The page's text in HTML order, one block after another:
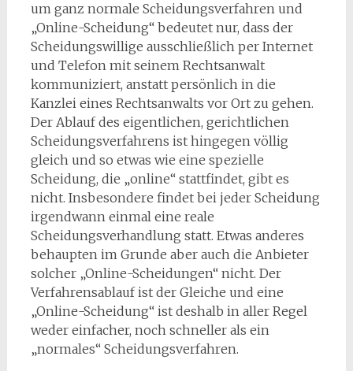
um ganz normale Scheidungsverfahren und
„Online-Scheidung“ bedeutet nur, dass der
Scheidungswillige ausschließlich per Internet
und Telefon mit seinem Rechtsanwalt
kommuniziert, anstatt persönlich in die
Kanzlei eines Rechtsanwalts vor Ort zu gehen.
Der Ablauf des eigentlichen, gerichtlichen
Scheidungsverfahrens ist hingegen völlig
gleich und so etwas wie eine spezielle
Scheidung, die „online“ stattfindet, gibt es
nicht. Insbesondere findet bei jeder Scheidung
irgendwann einmal eine reale
Scheidungsverhandlung statt. Etwas anderes
behaupten im Grunde aber auch die Anbieter
solcher „Online-Scheidungen“ nicht. Der
Verfahrensablauf ist der Gleiche und eine
„Online-Scheidung“ ist deshalb in aller Regel
weder einfacher, noch schneller als ein
„normales“ Scheidungsverfahren.